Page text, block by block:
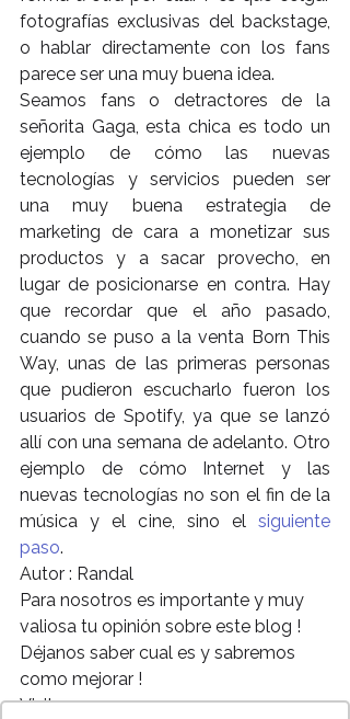
fotografías exclusivas del backstage,
o hablar directamente con los fans
parece ser una muy buena idea.
Seamos fans o detractores de la
señorita Gaga, esta chica es todo un
ejemplo de cómo las nuevas
tecnologías y servicios pueden ser
una muy buena estrategia de
marketing de cara a monetizar sus
productos y a sacar provecho, en
lugar de posicionarse en contra. Hay
que recordar que el año pasado,
cuando se puso a la venta Born This
Way, unas de las primeras personas
que pudieron escucharlo fueron los
usuarios de Spotify, ya que se lanzó
allí con una semana de adelanto. Otro
ejemplo de cómo Internet y las
nuevas tecnologías no son el fin de la
música y el cine, sino el siguiente
paso.
Autor : Randal
Para nosotros es importante y muy
valiosa tu opinión sobre este blog !
Déjanos saber cual es y sabremos
como mejorar !
Visitenos en